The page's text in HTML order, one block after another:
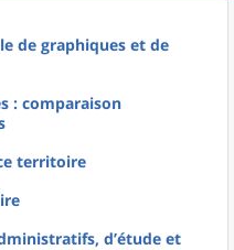
de graphiques et de
: comparaison
territoire
d’étude et